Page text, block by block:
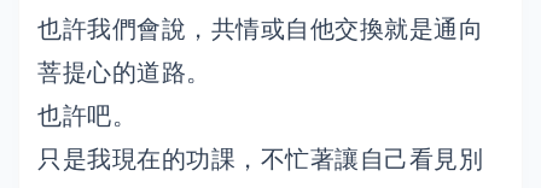
也許我們會說，共情或自他交換就是通向
菩提心的道路。
也許吧。
只是我現在的功課，不忙著讓自己看見別